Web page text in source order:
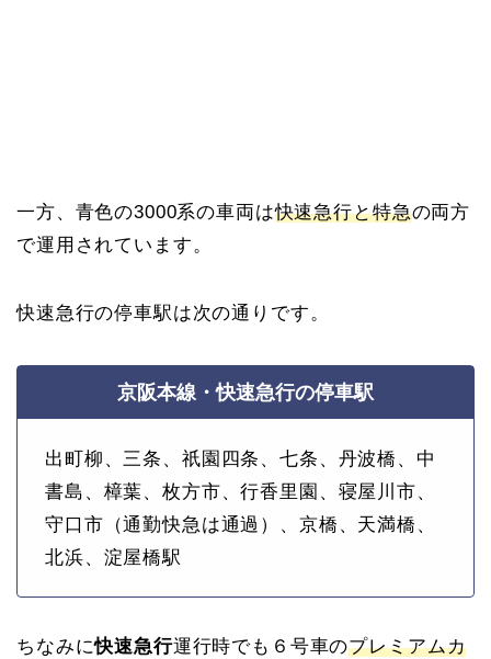
一方、青色の3000系の車両は快速急行と特急の両方
で運用されています。
快速急行の停車駅は次の通りです。
京阪本線・快速急行の停車駅
出町柳、三条、祇園四条、七条、丹波橋、中
書島、樟葉、枚方市、行香里園、寝屋川市、
守口市 （通勤快急は通過）
、京橋、天満橋、
北浜、淀屋橋駅
ちなみに快速急行運行時でも６号車のプレミアムカ